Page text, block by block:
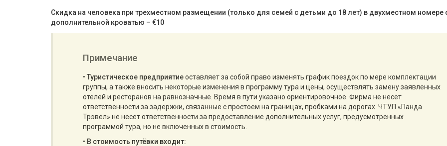
Скидка на человека при трехместном размещении (только для семей с детьми до 18 лет) в двухместном номере
дополнительной кроватью – €10
Примечание
• Туристическое предприятиеоставляет за собой право изменять график поездок по мере комплектации
группы, а также вносить некоторые изменения в программу тура и цены, осуществлять замену заявленных
отелей и ресторанов на равнозначные. Время в пути указано ориентировочное. Фирма не несет
ответственности за задержки, связанные с простоем на границах, пробками на дорогах. ЧТУП «Панда
Трэвел» не несет ответственности за предоставление дополнительных услуг, предусмотренных
программой тура, но не включенных в стоимость.
• В стоимость путёвки входит: